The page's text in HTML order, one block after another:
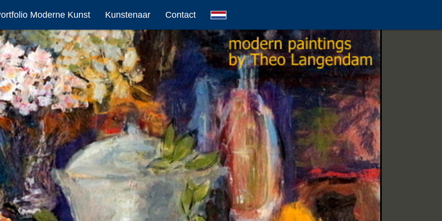
Moderne Kunst Kunstenaar Contact